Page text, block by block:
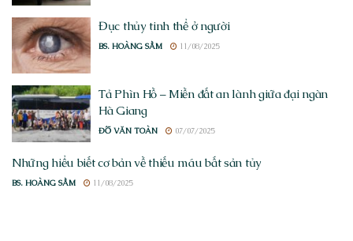
Đục thủy tinh thể ở người
BS. HOÀNG SẦM 11/08/2025
Tả Phìn Hồ – Miền đất an lành giữa đại ngàn
Hà Giang
ĐỖ VĂN TOÀN 07/07/2025
Những hiểu biết cơ bản về thiếu máu bất sản tủy
BS. HOÀNG SẦM 11/08/2025